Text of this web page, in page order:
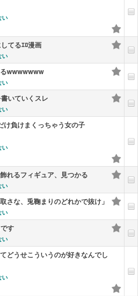
い
てるｴﾛ漫画
い
るwwwwwww
い
いていくスレ
い
け負けまくっちゃう女の子
い
れるフィギュア、見つかる
い
さな、兎鞠まりのどれかで抜け」
い
す
い
どうせこういうのが好きなんでし
い